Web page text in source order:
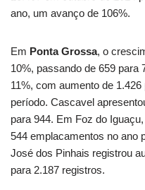
ano, um avanço de 106%.
Em Ponta Grossa, o
10%, passando de 659 para
11%, com aumento de
período. Cascavel
para 944. Em Foz do
544 emplacamentos no ano
José dos Pinhais registrou
para 2.187 registros.